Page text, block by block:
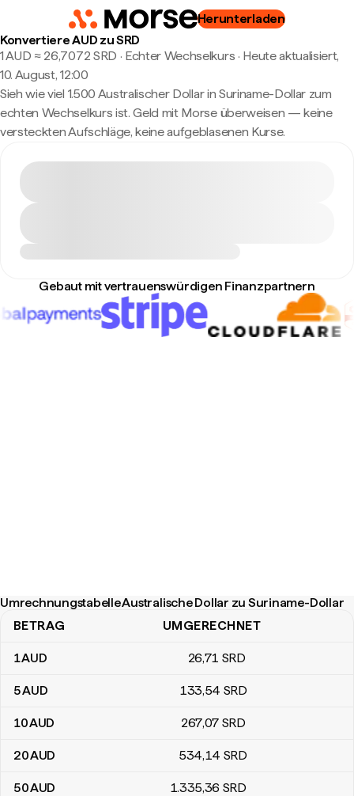
Herunterladen
Konvertiere AUD zu SRD
1 AUD ≈ 26,7072 SRD · Echter Wechselkurs · Heute aktualisiert,
10. August, 12:00
Sieh wie viel 1.500 Australischer Dollar in Suriname-Dollar zum
echten Wechselkurs ist. Geld mit Morse überweisen — keine
versteckten Aufschläge, keine aufgeblasenen Kurse.
Gebaut mit vertrauenswürdigen Finanzpartnern
Umrechnungstabelle Australische Dollar zu Suriname-Dollar
Umrechnungstabelle Australische Dollar zu Suriname-Dollar
BETRAG UMGERECHNET
1AUD 26,71 SRD
5AUD 133,54 SRD
10AUD 267,07 SRD
20AUD 534,14 SRD
50AUD 1.335,36 SRD